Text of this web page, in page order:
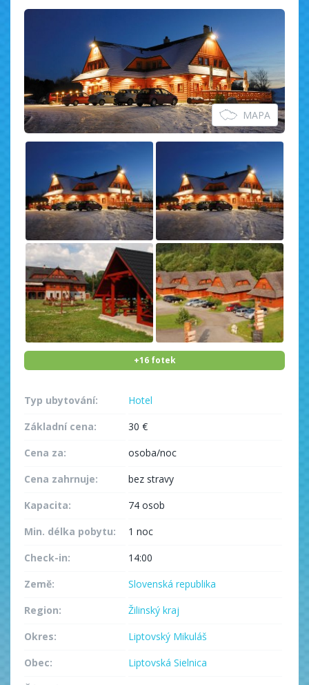
MAPA
+16 fotek
Typ ubytování:
Hotel
Základní cena:
30 €
Cena za:
osoba/noc
Cena zahrnuje:
bez stravy
Kapacita:
74 osob
Min. délka pobytu:
1 noc
Check-in:
14:00
Země:
Slovenská republika
Region:
Žilinský kraj
Okres:
Liptovský Mikuláš
Obec:
Liptovská Sielnica